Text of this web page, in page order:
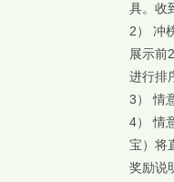
具。收
2） 冲
展示前
进行排
3） 情
4） 情
宝）将
奖励说